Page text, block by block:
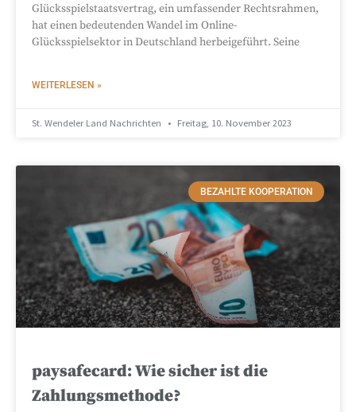
Glücksspielstaatsvertrag, ein umfassender Rechtsrahmen,
hat einen bedeutenden Wandel im Online-
Glücksspielsektor in Deutschland herbeigeführt. Seine
WEITERLESEN »
St. Wendeler Land Nachrichten Freitag, 10. November 2023
BEZAHLTE KOOPERATION
paysafecard: Wie sicher ist die
Zahlungsmethode?